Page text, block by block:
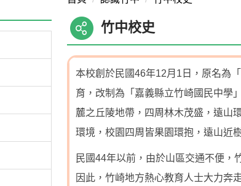
竹中校史
本校創於民國46年12月1日，原名為
育，改制為「嘉義縣立竹崎國民中學
麓之丘陵地帶，四周林木茂盛，遠山
環境，校園四周皆果園環抱，遠山近
民國44年以前，由於山區交通不便，
因此，竹崎地方熱心教育人士大力奔